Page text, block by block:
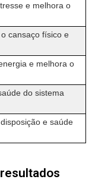
e melhora o
cansaço físico e
e melhora o
do sistema
e saúde